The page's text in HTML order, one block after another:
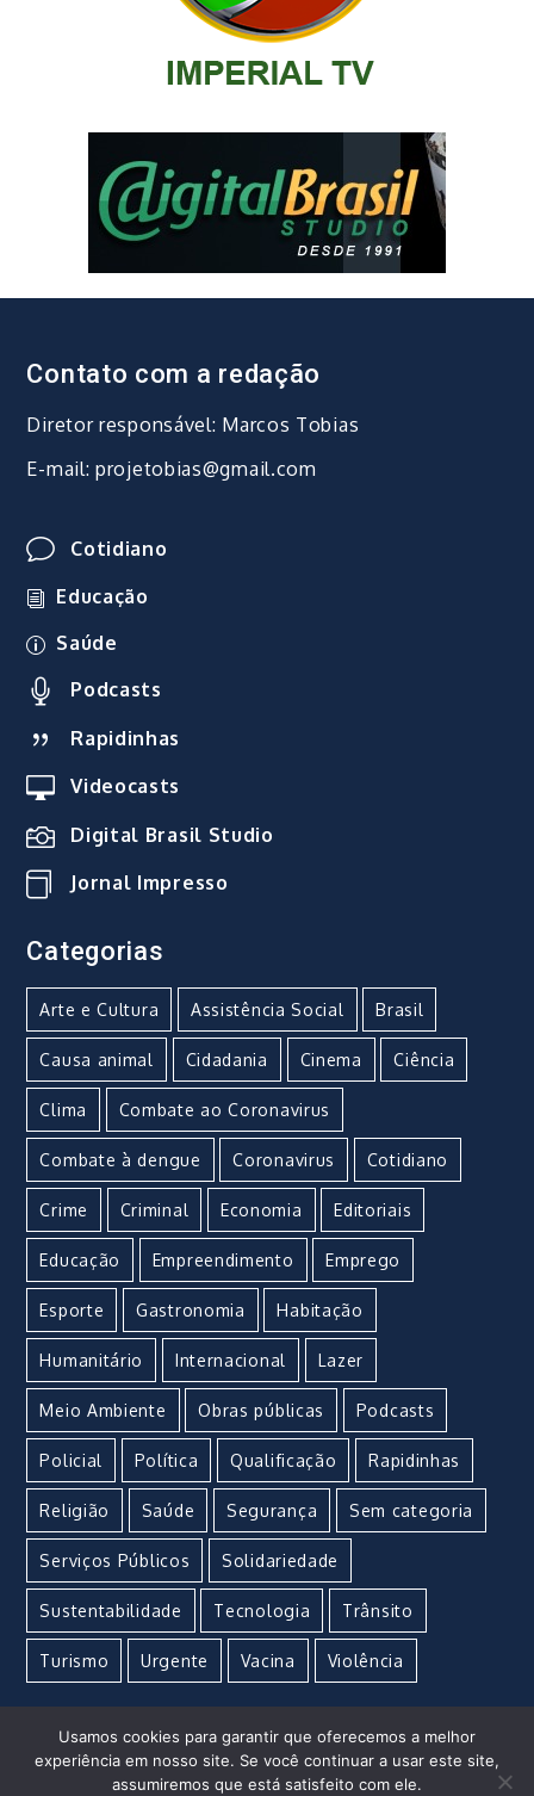
Contato com a redação
Diretor responsável: Marcos Tobias
E-mail: projetobias@gmail.com
Cotidiano
Educação
Saúde
Podcasts
Rapidinhas
Videocasts
Digital Brasil Studio
Jornal Impresso
Categorias
Arte e Cultura Assistência Social Brasil
Causa animal Cidadania Cinema Ciência
Clima Combate ao Coronavirus
Combate à dengue Coronavirus Cotidiano
Crime Criminal Economia Editoriais
Educação Empreendimento Emprego
Esporte Gastronomia Habitação
Humanitário Internacional Lazer
Meio Ambiente Obras públicas Podcasts
Policial Política Qualificação Rapidinhas
Religião Saúde Segurança Sem categoria
Serviços Públicos Solidariedade
Sustentabilidade Tecnologia Trânsito
Turismo Urgente Vacina Violência
Usamos cookies para garantir que oferecemos a melhor
experiência em nosso site. Se você continuar a usar este site,
assumiremos que está satisfeito com ele.